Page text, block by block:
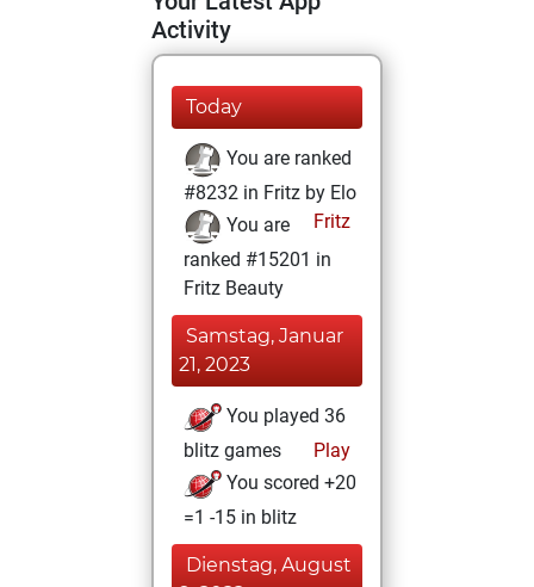
Activity
Today
You are ranked
#8232 in Fritz by Elo
Fritz
You are
ranked #15201 in
Fritz Beauty
Samstag, Januar
21, 2023
You played 36
blitz games
Play
You scored +20
=1 -15 in blitz
Dienstag, August